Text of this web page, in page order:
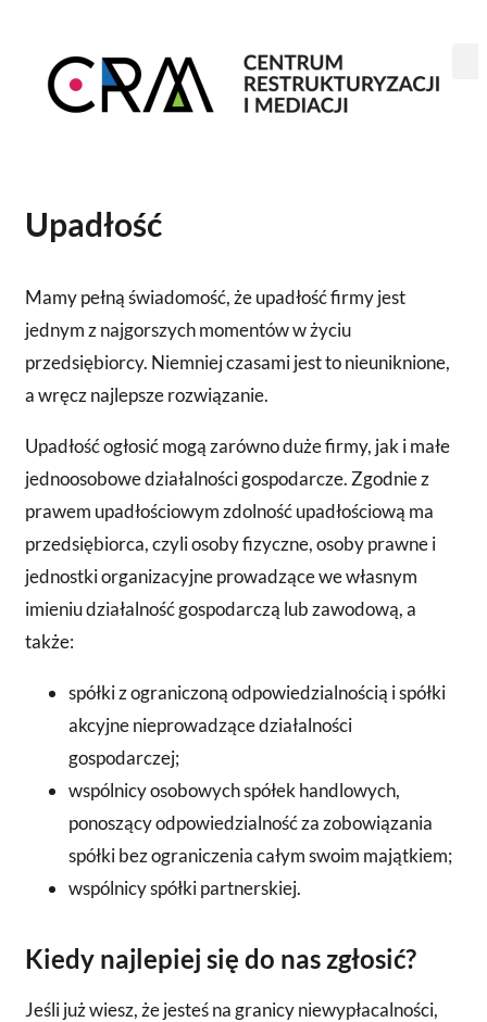
Upadłość
Mamy pełną świadomość, że upadłość firmy jest
jednym z najgorszych momentów w życiu
przedsiębiorcy. Niemniej czasami jest to nieuniknione,
a wręcz najlepsze rozwiązanie.
Upadłość ogłosić mogą zarówno duże firmy, jak i małe
jednoosobowe działalności gospodarcze. Zgodnie z
prawem upadłościowym zdolność upadłościową ma
przedsiębiorca, czyli osoby fizyczne, osoby prawne i
jednostki organizacyjne prowadzące we własnym
imieniu działalność gospodarczą lub zawodową, a
także:
spółki z ograniczoną odpowiedzialnością i spółki
akcyjne nieprowadzące działalności
gospodarczej;
wspólnicy osobowych spółek handlowych,
ponoszący odpowiedzialność za zobowiązania
spółki bez ograniczenia całym swoim majątkiem;
wspólnicy spółki partnerskiej.
Kiedy najlepiej się do nas zgłosić?
Jeśli już wiesz, że jesteś na granicy niewypłacalności,